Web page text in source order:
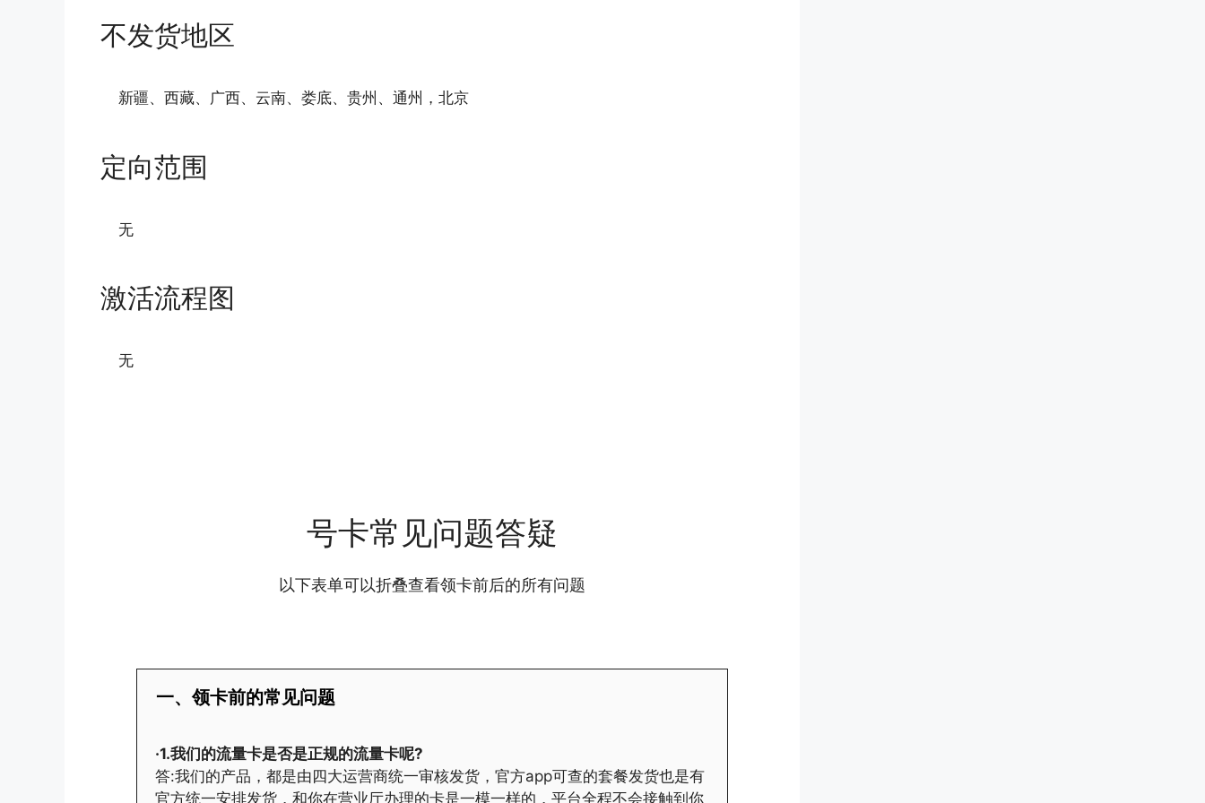
不发货地区
新疆、西藏、广西、云南、娄底、贵州、通州，北京
定向范围
无
激活流程图
无
号卡常见问题答疑
以下表单可以折叠查看领卡前后的所有问题
一、领卡前的常见问题
·1.我们的流量卡是否是正规的流量卡呢?
答:我们的产品，都是由四大运营商统一审核发货，官方app可查的套餐发货也是有
官方统一安排发货，和你在营业厅办理的卡是一模一样的，平台全程不会接触到你